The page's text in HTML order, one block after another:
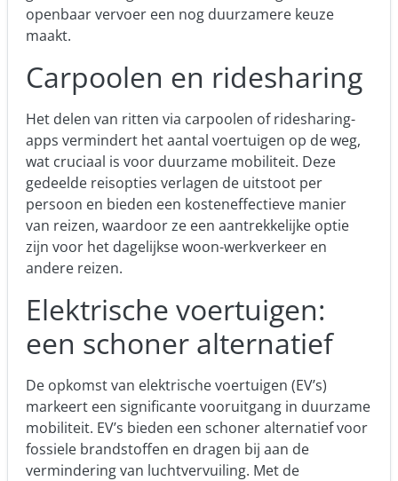
openbaar vervoer een nog duurzamere keuze
maakt.
Carpoolen en ridesharing
Het delen van ritten via carpoolen of ridesharing-
apps vermindert het aantal voertuigen op de weg,
wat cruciaal is voor duurzame mobiliteit. Deze
gedeelde reisopties verlagen de uitstoot per
persoon en bieden een kosteneffectieve manier
van reizen, waardoor ze een aantrekkelijke optie
zijn voor het dagelijkse woon-werkverkeer en
andere reizen.
Elektrische voertuigen:
een schoner alternatief
De opkomst van elektrische voertuigen (EV’s)
markeert een significante vooruitgang in duurzame
mobiliteit. EV’s bieden een schoner alternatief voor
fossiele brandstoffen en dragen bij aan de
vermindering van luchtvervuiling. Met de